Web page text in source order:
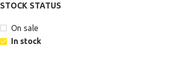
STOCK STATUS
On sale
In stock